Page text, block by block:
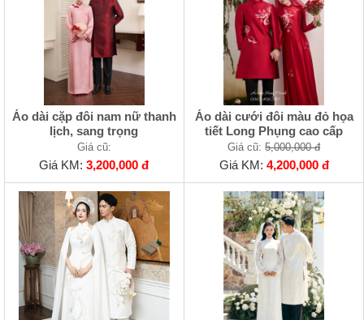
Áo dài cặp đôi nam nữ thanh
lịch, sang trọng
Giá cũ:
Giá KM:3,200,000 đ
Áo dài cưới đôi màu đỏ họa
tiết Long Phụng cao cấp
Giá cũ:5,000,000 đ
Giá KM: 4,200,000 đ